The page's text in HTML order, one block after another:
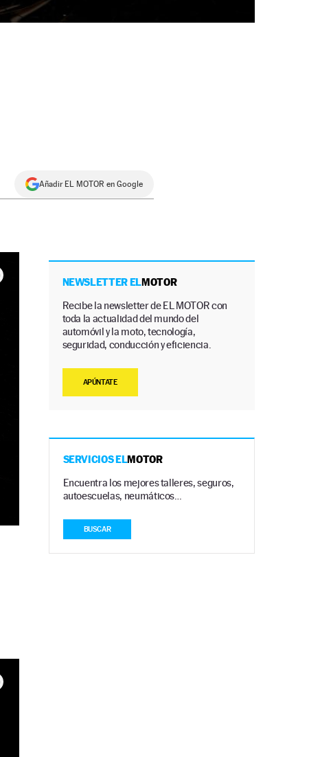
Añadir EL MOTOR en Google
NEWSLETTER ELMOTOR
Recibe la newsletter de EL MOTOR con
toda la actualidad del mundo del
automóvil y la moto, tecnología,
seguridad, conducción y eficiencia.
APÚNTATE
SERVICIOS ELMOTOR
Encuentra los mejores talleres, seguros,
autoescuelas, neumáticos…
BUSCAR